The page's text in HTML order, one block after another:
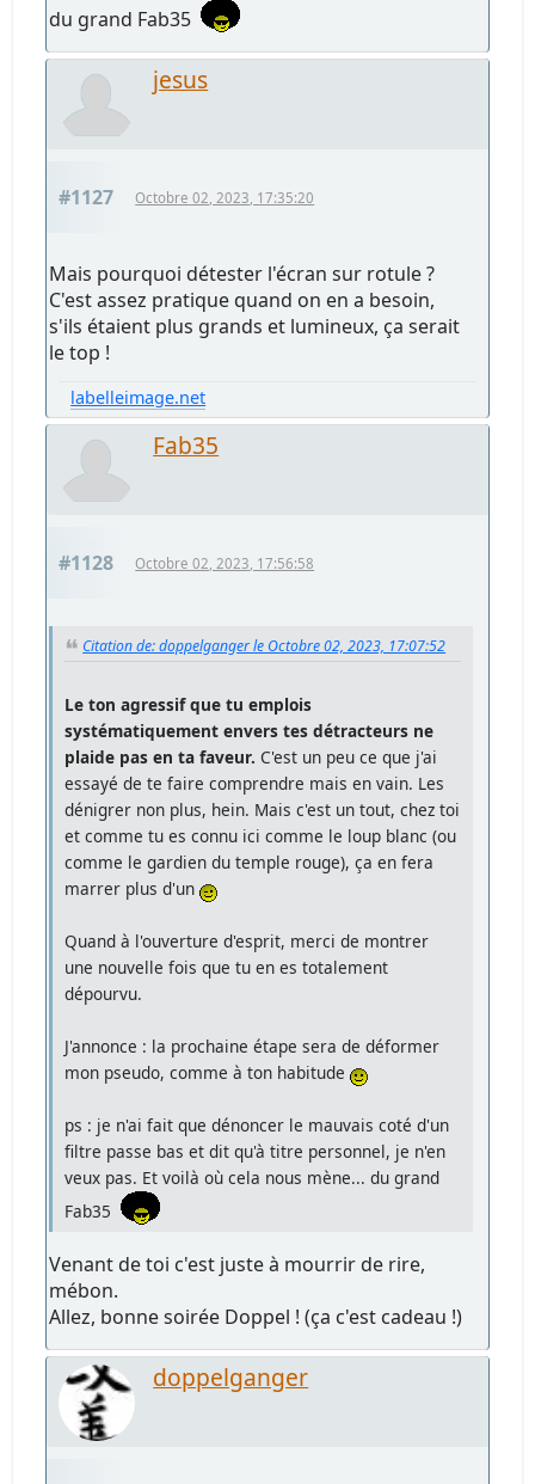
du grand Fab35
jesus
#1127 Octobre 02, 2023, 17:35:20
Mais pourquoi détester l'écran sur rotule ?
C'est assez pratique quand on en a besoin,
s'ils étaient plus grands et lumineux, ça serait
le top !
labelleimage.net
Fab35
#1128 Octobre 02, 2023, 17:56:58
Citation de: doppelganger le Octobre 02, 2023, 17:07:52
Le ton agressif que tu emplois
systématiquement envers tes détracteurs ne
plaide pas en ta faveur.C'est un peu ce que j'ai
essayé de te faire comprendre mais en vain. Les
dénigrer non plus, hein. Mais c'est un tout, chez toi
et comme tu es connu ici comme le loup blanc (ou
comme le gardien du temple rouge), ça en fera
marrer plus d'un
Quand à l'ouverture d'esprit, merci de montrer
une nouvelle fois que tu en es totalement
dépourvu.
J'annonce : la prochaine étape sera de déformer
mon pseudo, comme à ton habitude
ps : je n'ai fait que dénoncer le mauvais coté d'un
filtre passe bas et dit qu'à titre personnel, je n'en
veux pas. Et voilà où cela nous mène... du grand
Fab35
Venant de toi c'est juste à mourrir de rire,
mébon.
Allez, bonne soirée Doppel ! (ça c'est cadeau !)
doppelganger